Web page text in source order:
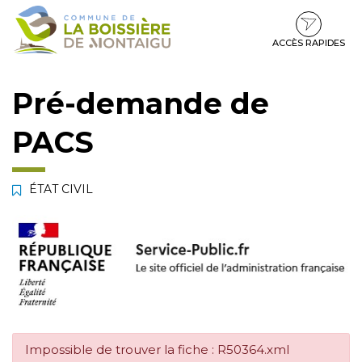
Gestion des traceurs
Aller
Aller
contenu
Aller
pied
ACCÈS RAPIDES
Pré-demande de
PACS
ÉTAT CIVIL
Impossible de trouver la fiche : R50364.xml